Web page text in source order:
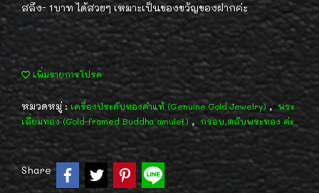
สลึง- 1บาท ได้สวยๆ เหมาะเป็นของขวัญของฝากค่ะ
เพิ่มรายการโปรด
หมวดหมู่ : เครื่องประดับทองคำแท้ (Genuine Gold Jewelry) , พระ
เลี่ยมทอง (Gold-framed Buddha amulet) , กรอบ,ตลับพระทอง ค่ะ
Share